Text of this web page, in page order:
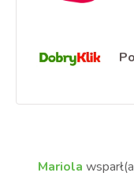
Mariola